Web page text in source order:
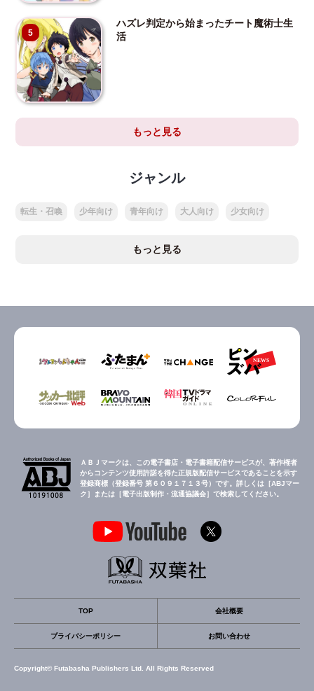
5
ハズレ判定から始まったチート魔術士生
活
もっと見る
ジャンル
転生・召喚 少年向け 青年向け 大人向け 少女向け
もっと見る
ＡＢＪマークは、この電子書店・電子書籍配信サービスが、著作権者
からコンテンツ使用許諾を得た正規版配信サービスであることを示す
登録商標（登録番号 第６０９１７１３号）です。詳しくは［ABJマー
ク］または［電子出版制作・流通協議会］で検索してください。
TOP 会社概要
プライバシーポリシー お問い合わせ
Copyright© Futabasha Publishers Ltd. All Rights Reserved